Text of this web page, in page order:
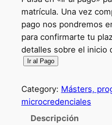
matrícula. Una vez
pago nos pondremos
para confirmarte tu
detalles sobre el inicio
g
o
Ir al Pago
Category: Másters,
microcredenciales
Descripción